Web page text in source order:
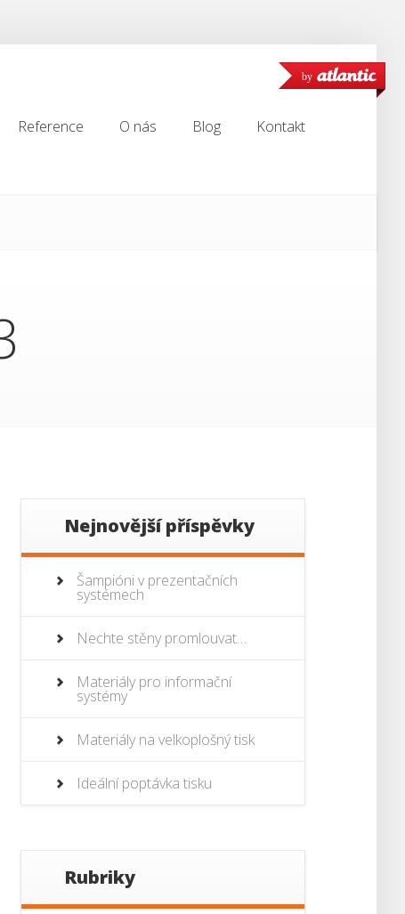
by
Reference
O nás
Blog
Kontakt
Nejnovější příspěvky
Šampióni v prezentačních
systémech
Nechte stěny promlouvat…
Materiály pro informační
systémy
Materiály na velkoplošný tisk
Ideální poptávka tisku
Rubriky